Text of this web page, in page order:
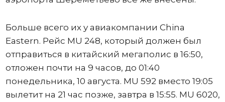
Больше всего их у авиакомпании China
Eastern. Рейс MU 248, который должен был
отправиться в китайский мегаполис в 16:50,
отложен почти на 9 часов, до 01:40
понедельника, 10 августа. MU 592 вместо 19:05
вылетит на 21 час позже, завтра в 15:55. MU 6020,